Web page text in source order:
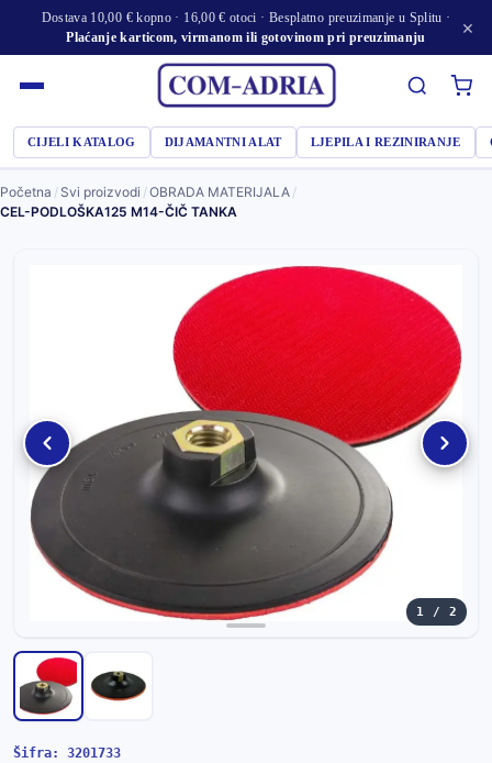
Dostava 10,00 € kopno · 16,00 € otoci · Besplatno preuzimanje u Splitu ·
Plaćanje karticom, virmanom ili gotovinom pri preuzimanju
×
CIJELI KATALOG DIJAMANTNI ALAT LJEPILA I REZINIRANJE
Početna / Svi proizvodi /OBRADA MATERIJALA /
CEL-PODLOŠKA125 M14-ČIČ TANKA
1 / 2
Šifra: 3201733